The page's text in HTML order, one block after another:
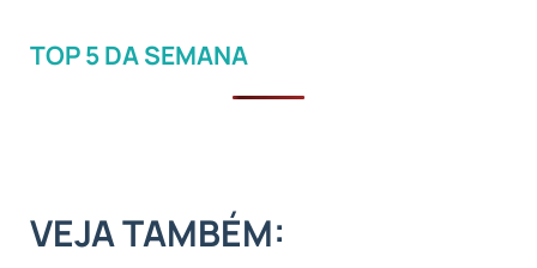
TOP 5 DA SEMANA
VEJA TAMBÉM: